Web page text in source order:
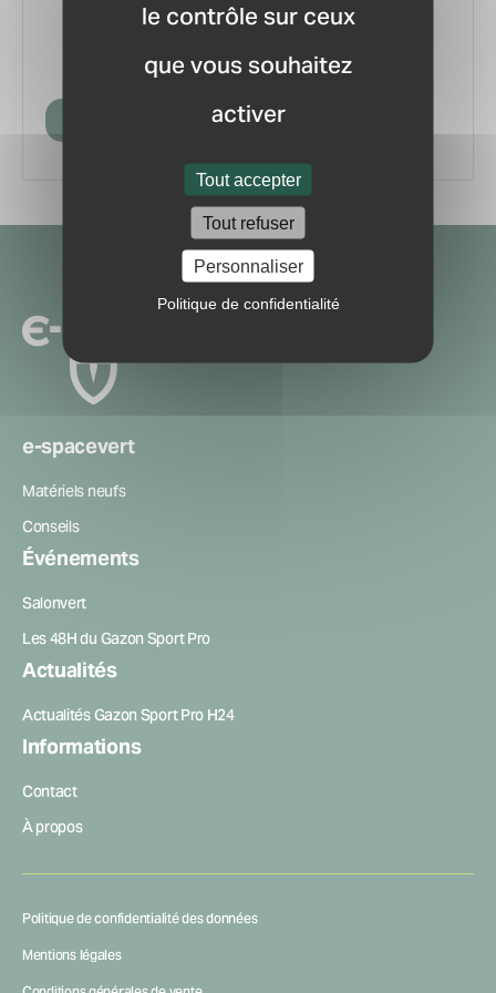
le contrôle sur ceux
que vous souhaitez
activer
Tout accepter
Tout refuser
Personnaliser
Politique de confidentialité
pour ne manquer aucune
information ou nouveauté du marché.
Créer mon compte
e-spacevert
Matériels neufs
Conseils
Événements
Salonvert
Les 48H du Gazon Sport Pro
Actualités
Actualités Gazon Sport Pro H24
Informations
Contact
À propos
Politique de confidentialité des données
Mentions légales